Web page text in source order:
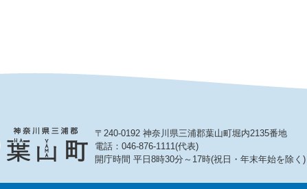
〒240-0192 神奈川県三浦郡葉山町堀内2135番地
電話：046-876-1111(代表)
開庁時間 平日8時30分～17時(祝日・年末年始を除く)